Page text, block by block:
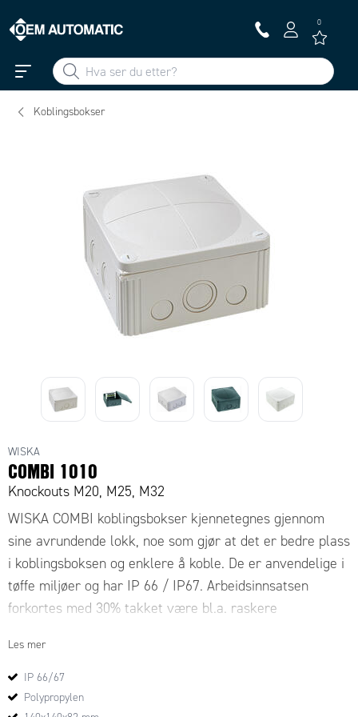
0
Koblingsbokser
WISKA
COMBI 1010
Knockouts M20, M25, M32
WISKA COMBI koblingsbokser kjennetegnes gjennom
sine avrundende lokk, noe som gjør at det er bedre plass
i koblingsboksen og enklere å koble. De er anvendelige i
tøffe miljøer og har IP 66 / IP67. Arbeidsinnsatsen
forkortes med 30% takket være bl.a. raskere
Les mer
IP 66/67
Polypropylen